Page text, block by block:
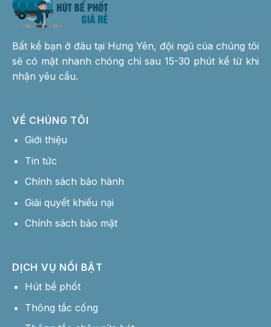
Bất kể bạn ở đâu tại Hưng Yên, đội ngũ của chúng tôi
sẽ có mặt nhanh chóng chỉ sau 15-30 phút kể từ khi
nhận yêu cầu.
VỀ CHÚNG TÔI
Giới thiệu
Tin tức
Chính sách bảo hành
Giải quyết khiếu nại
Chính sách bảo mật
DỊCH VỤ NỔI BẬT
Hút bể phốt
Thông tắc cống